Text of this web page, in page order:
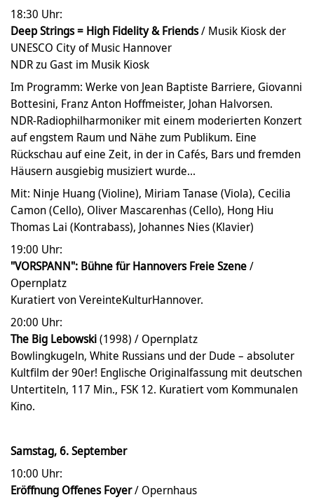
18:30 Uhr:
Deep Strings= High Fidelity & Friends/ Musik Kiosk der
UNESCO City of Music Hannover
NDR zu Gast im Musik Kiosk
Im Programm: Werke von Jean Baptiste Barriere, Giovanni
Bottesini, Franz Anton Hoffmeister, Johan Halvorsen.
NDR-Radiophilharmoniker mit einem moderierten Konzert
auf engstem Raum und Nähe zum Publikum. Eine
Rückschau auf eine Zeit, in der in Cafés, Bars und fremden
Häusern ausgiebig musiziert wurde...
Mit: Ninje Huang (Violine), Miriam Tanase (Viola), Cecilia
Camon (Cello), Oliver Mascarenhas (Cello), Hong Hiu
Thomas Lai (Kontrabass), Johannes Nies (Klavier)
19:00 Uhr:
"VORSPANN": Bühne für Hannovers Freie Szene/
Opernplatz
Kuratiert von VereinteKulturHannover.
20:00 Uhr:
The Big Lebowski(1998) / Opernplatz
Bowlingkugeln, White Russians und der Dude – absoluter
Kultfilm der 90er! Englische Originalfassung mit deutschen
Untertiteln, 117 Min., FSK 12. Kuratiert vom Kommunalen
Kino.
Samstag, 6. September
10:00 Uhr:
Eröffnung Offenes Foyer/ Opernhaus